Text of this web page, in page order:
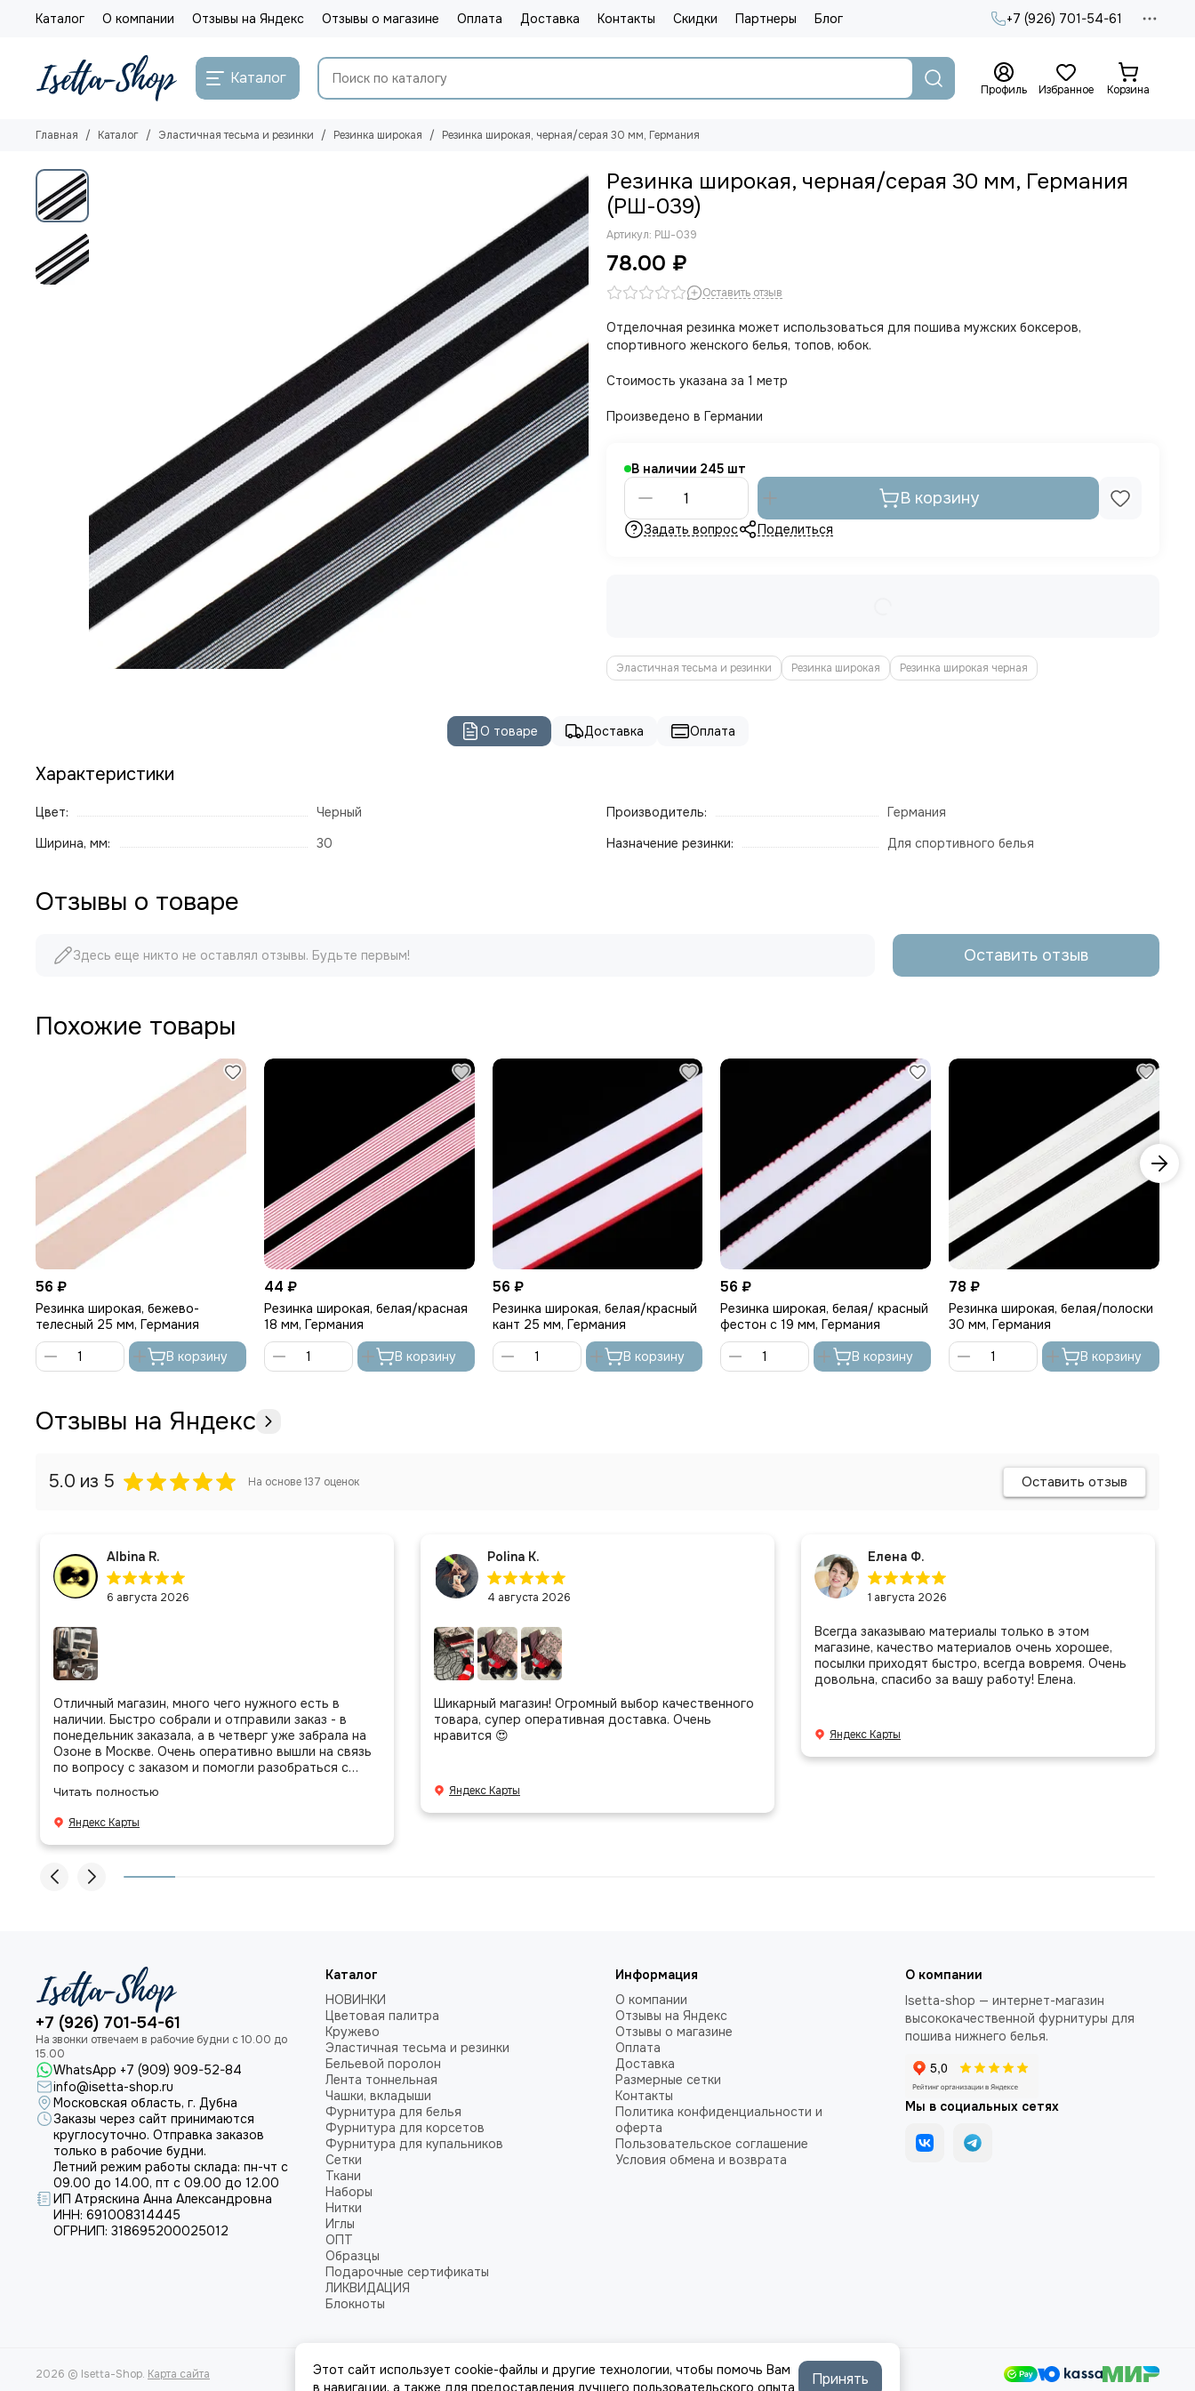
Каталог О компании Отзывы на Яндекс Отзывы о магазине Оплата Доставка Контакты Скидки Партнеры Блог +7 (926) 701-54-61
Каталог
Профиль Избранное Корзина
Главная Каталог Эластичная тесьма и резинки Резинка широкая Резинка широкая, черная/серая 30 мм, Германия
Резинка широкая, черная/серая 30 мм, Германия
(РШ-039)
Артикул: РШ-039
78.00 ₽
Оставить отзыв
Отделочная резинка может использоваться для пошива мужских боксеров,
спортивного женского белья, топов, юбок.
Стоимость указана за 1 метр
Произведено в Германии
В наличии 245
В корзину
Задать вопрос Поделиться
Эластичная тесьма и резинки Резинка широкая Резинка широкая черная
О товаре Доставка Оплата
Характеристики
Цвет:
Черный
Ширина, мм:
30
Производитель:
Германия
Назначение резинки:
Для спортивного белья
Отзывы о товаре
Здесь еще никто не оставлял отзывы. Будьте первым! Оставить отзыв
Похожие товары
56 ₽
Резинка широкая, бежево-
телесный 25 мм, Германия
В корзину
44 ₽
Резинка широкая, белая/красная
18 мм, Германия
В корзину
56 ₽
Резинка широкая, белая/красный
кант 25 мм, Германия
В корзину
56 ₽
Резинка широкая, белая/ красный
фестон с 19 мм, Германия
В корзину
78 ₽
Резинка широкая, белая/полоски
30 мм, Германия
В корзину
Отзывы на Яндекс
5.0 из 5 На основе137 оценок Оставить отзыв
Albina R.
6 августа 2026
Отличный магазин, много чего нужного есть в
наличии. Быстро собрали и отправили заказ - в
понедельник заказала, а в четверг уже забрала на
Озоне в Москве. Очень оперативно вышли на связь
по вопросу с заказом и помогли разобраться с
сложено, подписано и даже есть подарочек, очень
приятно. Спасибо большое команде!
Читать полностью
Яндекс Карты
Polina K.
4 августа 2026
Шикарный магазин! Огромный выбор качественного
товара, супер оперативная доставка. Очень
нравится 😍
Яндекс Карты
Елена Ф.
1 августа 2026
Всегда заказываю материалы только в этом
магазине, качество материалов очень хорошее,
посылки приходят быстро, всегда вовремя. Очень
довольна, спасибо за вашу работу! Елена.
Яндекс Карты
+7 (926) 701-54-61
WhatsApp +7 (909) 909-52-84
info@isetta-shop.ru
Московская область, г. Дубна
Заказы через сайт принимаются
круглосуточно. Отправка заказов
только в рабочие будни.
Летний режим работы склада: пн-чт с
09.00 до 14.00, пт с 09.00 до 12.00
ИП Атряскина Анна Александровна
ИНН: 691008314445
ОГРНИП: 318695200025012
Каталог
НОВИНКИ
Цветовая палитра
Кружево
Эластичная тесьма и резинки
Бельевой поролон
Лента тоннельная
Чашки, вкладыши
Фурнитура для белья
Фурнитура для корсетов
Фурнитура для купальников
Сетки
Ткани
Наборы
Нитки
Иглы
ОПТ
Образцы
Подарочные сертификаты
ЛИКВИДАЦИЯ
Блокноты
Информация
О компании
Отзывы на Яндекс
Отзывы о магазине
Оплата
Доставка
Размерные сетки
Контакты
Политика конфиденциальности и
оферта
Пользовательское соглашение
Условия обмена и возврата
О компании
Isetta-shop — интернет-магазин
высококачественной фурнитуры для
пошива нижнего белья.
Мы в социальных сетях
2026 © Isetta-Shop. Карта сайта
Этот сайт использует cookie-файлы и другие технологии, чтобы помочь Вам
в навигации, а также для предоставления лучшего пользовательского опыта
Принять